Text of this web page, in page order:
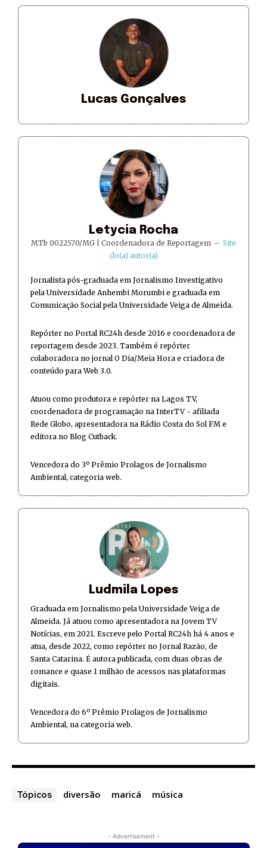
Lucas Gonçalves
Letycia Rocha
MTb 0022570/MG | Coordenadora de Reportagem – Site
do(a) autor(a)
Jornalista pós-graduada em Jornalismo Investigativo
pela Universidade Anhembi Morumbi e graduada em
Comunicação Social pela Universidade Veiga de Almeida.
Repórter no Portal RC24h desde 2016 e coordenadora de
reportagem desde 2023. Também é repórter
colaboradora no jornal O Dia/Meia Hora e criadora de
conteúdo para Web 3.0.
Atuou como produtora e repórter na Lagos TV,
coordenadora de programação na InterTV - afiliada
Rede Globo, apresentadora na Rádio Costa do Sol FM e
editora no Blog Cutback.
Vencedora do 3º Prêmio Prolagos de Jornalismo
Ambiental, categoria web.
Ludmila Lopes
Graduada em Jornalismo pela Universidade Veiga de
Almeida. Já atuou como apresentadora na Jovem TV
Notícias, em 2021. Escreve pelo Portal RC24h há 4 anos e
atua, desde 2022, como repórter no Jornal Razão, de
Santa Catarina. É autora publicada, com duas obras de
romance e quase 1 milhão de acessos nas plataformas
digitais.
Vencedora do 6º Prêmio Prolagos de Jornalismo
Ambiental, na categoria web.
Tópicos diversão maricá música
- Advertisement -